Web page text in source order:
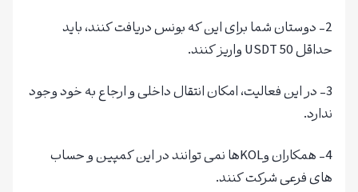
2- دوستان شما برای این که بونس دریافت کنند، باید
حداقل 50 USDT واریز کنند.
3- در این فعالیت، امکان انتقال داخلی و ارجاع به خود وجود
ندارد.
4- همکاران وKOLها نمی توانند در این کمپین و حساب
های فرعی شرکت کنند.